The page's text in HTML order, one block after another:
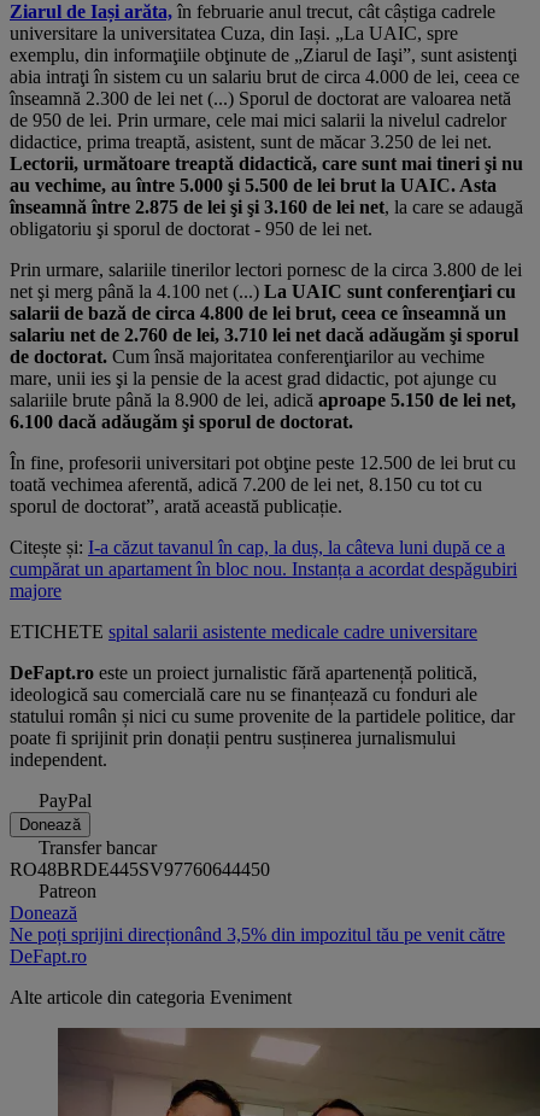
Ziarul de Iași arăta, în februarie anul trecut, cât câștiga cadrele
universitare la universitatea Cuza, din Iași. „La UAIC, spre
exemplu, din informaţiile obţinute de „Ziarul de Iaşi”, sunt asistenţi
abia intraţi în sistem cu un salariu brut de circa 4.000 de lei, ceea ce
înseamnă 2.300 de lei net (...) Sporul de doctorat are valoarea netă
de 950 de lei. Prin urmare, cele mai mici salarii la nivelul cadrelor
didactice, prima treaptă, asistent, sunt de măcar 3.250 de lei net.
Lectorii, următoare treaptă didactică, care sunt mai tineri şi nu
au vechime, au între 5.000 şi 5.500 de lei brut la UAIC. Asta
înseamnă între 2.875 de lei şi şi 3.160 de lei net, la care se adaugă
obligatoriu şi sporul de doctorat - 950 de lei net.
Prin urmare, salariile tinerilor lectori pornesc de la circa 3.800 de lei
net şi merg până la 4.100 net (...) La UAIC sunt conferenţiari cu
salarii de bază de circa 4.800 de lei brut, ceea ce înseamnă un
salariu net de 2.760 de lei, 3.710 lei net dacă adăugăm şi sporul
de doctorat. Cum însă majoritatea conferenţiarilor au vechime
mare, unii ies şi la pensie de la acest grad didactic, pot ajunge cu
salariile brute până la 8.900 de lei, adică aproape 5.150 de lei net,
6.100 dacă adăugăm şi sporul de doctorat.
În fine, profesorii universitari pot obţine peste 12.500 de lei brut cu
toată vechimea aferentă, adică 7.200 de lei net, 8.150 cu tot cu
sporul de doctorat”, arată această publicație.
Citește și: I-a căzut tavanul în cap, la duș, la câteva luni după ce a
cumpărat un apartament în bloc nou. Instanța a acordat despăgubiri
majore
ETICHETE spital salarii asistente medicale cadre universitare
DeFapt.ro este un proiect jurnalistic fără apartenență politică,
ideologică sau comercială care nu se finanțează cu fonduri ale
statului român și nici cu sume provenite de la partidele politice, dar
poate fi sprijinit prin donații pentru susținerea jurnalismului
independent.
PayPal
Donează
Transfer bancar
RO48BRDE445SV97760644450
Patreon
Donează
Ne poți sprijini direcționând 3,5% din impozitul tău pe venit către
DeFapt.ro
Alte articole din categoria Eveniment